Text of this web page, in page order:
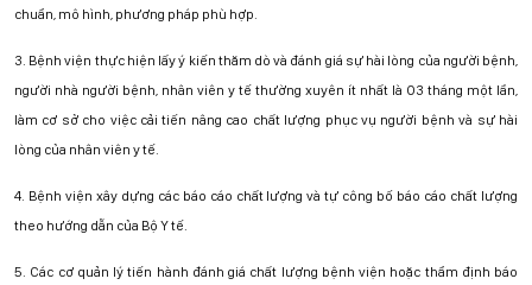
chuẩn, mô hình, phương pháp phù hợp.
3. Bệnh viện thực hiện lấy ý kiến thăm dò và đánh giá sự hài lòng của người bệnh,
người nhà người bệnh, nhân viên y tế thường xuyên ít nhất là 03 tháng một lần,
làm cơ sở cho việc cải tiến nâng cao chất lượng phục vụ người bệnh và sự hài
lòng của nhân viên y tế.
4. Bệnh viện xây dựng các báo cáo chất lượng và tự công bố báo cáo chất lượng
theo hướng dẫn của Bộ Y tế.
5. Các cơ quản lý tiến hành đánh giá chất lượng bệnh viện hoặc thẩm định báo